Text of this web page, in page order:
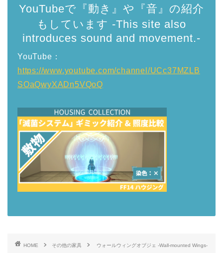
YouTubeで『動き』や『音』の紹介
もしています -This site also
introduces sound and movement.-
YouTube：
https://www.youtube.com/channel/UCc37MZLB
SOaQwyXADn5VQoQ
HOME その他の家具 ウォールウィングオブジェ -Wall-mounted Wings-